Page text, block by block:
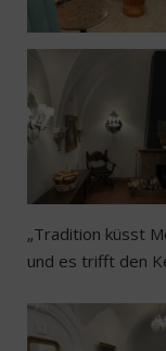
„Tradition küsst
und es trifft den